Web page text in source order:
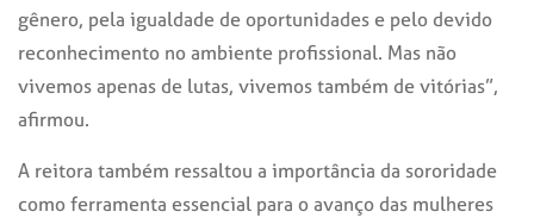
gênero, pela igualdade de oportunidades e pelo devido
reconhecimento no ambiente profissional. Mas não
vivemos apenas de lutas, vivemos também de vitórias”,
afirmou.
A reitora também ressaltou a importância da sororidade
como ferramenta essencial para o avanço das mulheres